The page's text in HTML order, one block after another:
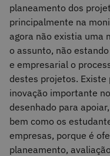
planeamento dos
principalmente na
agora não existia uma
o assunto, não
e empresarial o
destes projetos.
inovação importante
desenhado para
bem como os
empresas, porque é
planeamento,